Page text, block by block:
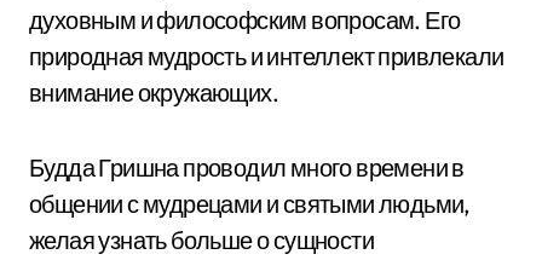
духовным и философским вопросам. Его
природная мудрость и интеллект привлекали
внимание окружающих.
Будда Гришна проводил много времени в
общении с мудрецами и святыми людьми,
желая узнать больше о сущности